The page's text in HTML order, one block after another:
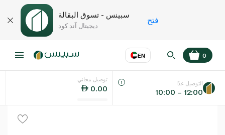
سبينس - تسوق البقالة
ديجيتال آند كود
فتح
EN
اللغة عر
0
توصيل مجاني
0.00
التوصيل غدًا
10:00 – 12:00